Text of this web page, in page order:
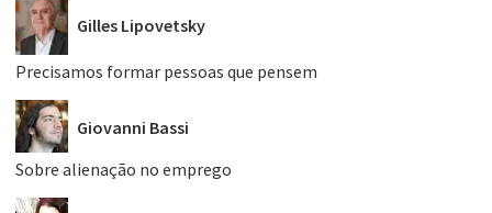
Gilles Lipovetsky
Precisamos formar pessoas que pensem
Giovanni Bassi
Sobre alienação no emprego